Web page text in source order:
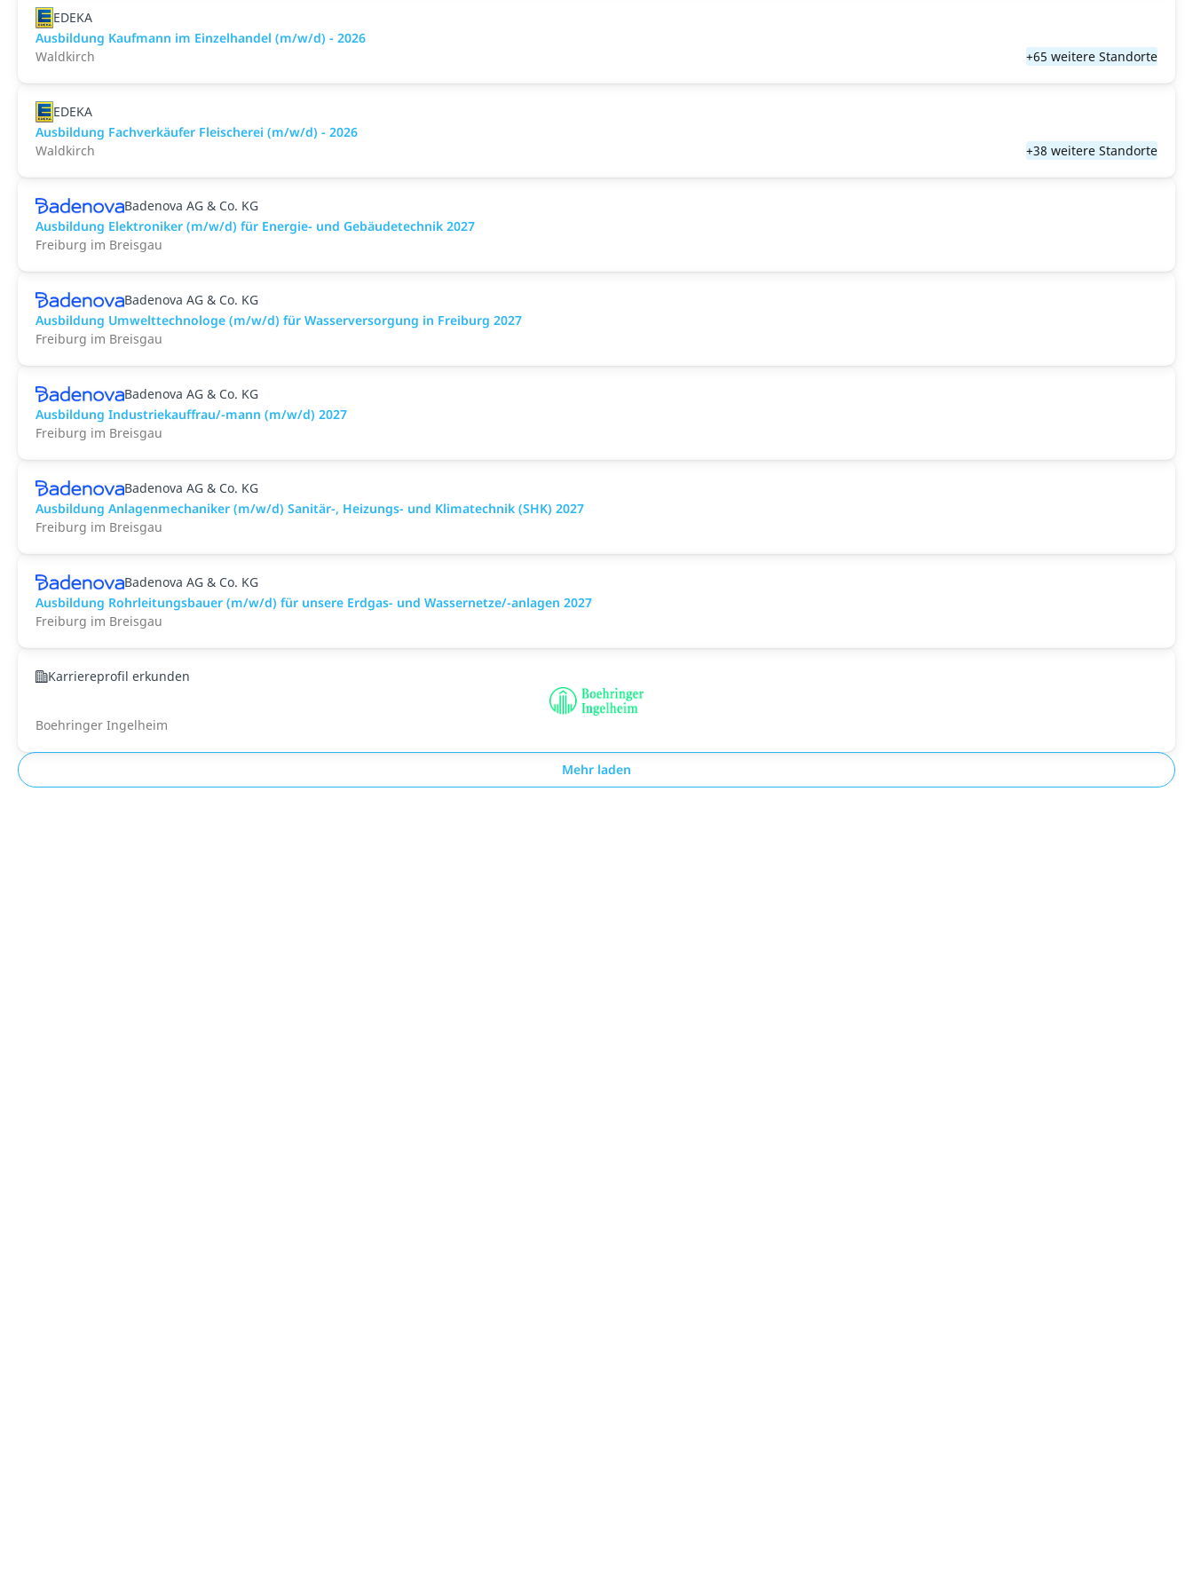
EDEKA
Ausbildung Kaufmann im Einzelhandel (m/w/d) - 2026
Waldkirch
+65 weitere Standorte
EDEKA
Ausbildung Fachverkäufer Fleischerei (m/w/d) - 2026
Waldkirch
+38 weitere Standorte
Badenova AG & Co. KG
Ausbildung Elektroniker (m/w/d) für Energie- und Gebäudetechnik 2027
Freiburg im Breisgau
Badenova AG & Co. KG
Ausbildung Umwelttechnologe (m/w/d) für Wasserversorgung in Freiburg 2027
Freiburg im Breisgau
Badenova AG & Co. KG
Ausbildung Industriekauffrau/-mann (m/w/d) 2027
Freiburg im Breisgau
Badenova AG & Co. KG
Ausbildung Anlagenmechaniker (m/w/d) Sanitär-, Heizungs- und Klimatechnik (SHK) 2027
Freiburg im Breisgau
Badenova AG & Co. KG
Ausbildung Rohrleitungsbauer (m/w/d) für unsere Erdgas- und Wassernetze/-anlagen 2027
Freiburg im Breisgau
Karriereprofil erkunden
Boehringer Ingelheim
Mehr laden